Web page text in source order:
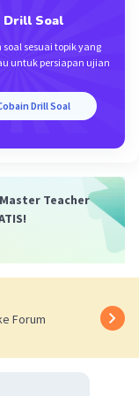
Drill Soal
sesuai topik yang
untuk persiapan ujian
Drill Soal
Teacher
Forum